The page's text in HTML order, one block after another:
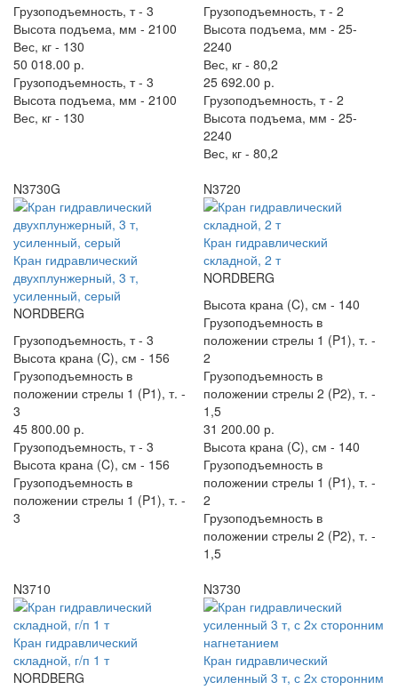
Грузоподъемность, т - 3
Высота подъема, мм - 2100
Вес, кг - 130
50 018.00 р.
Грузоподъемность, т - 3
Высота подъема, мм - 2100
Вес, кг - 130
Грузоподъемность, т - 2
Высота подъема, мм - 25-
2240
Вес, кг - 80,2
25 692.00 р.
Грузоподъемность, т - 2
Высота подъема, мм - 25-
2240
Вес, кг - 80,2
N3730G
Кран гидравлический
двухплунжерный, 3 т,
усиленный, серый
NORDBERG
Грузоподъемность, т - 3
Высота крана (C), см - 156
Грузоподъемность в
положении стрелы 1 (P1), т. -
3
45 800.00 р.
Грузоподъемность, т - 3
Высота крана (C), см - 156
Грузоподъемность в
положении стрелы 1 (P1), т. -
3
N3720
Кран гидравлический
складной, 2 т
NORDBERG
Высота крана (C), см - 140
Грузоподъемность в
положении стрелы 1 (P1), т. -
2
Грузоподъемность в
положении стрелы 2 (P2), т. -
1,5
31 200.00 р.
Высота крана (C), см - 140
Грузоподъемность в
положении стрелы 1 (P1), т. -
2
Грузоподъемность в
положении стрелы 2 (P2), т. -
1,5
N3710
Кран гидравлический
складной, г/п 1 т
NORDBERG
N3730
Кран гидравлический
усиленный 3 т, с 2х сторонним